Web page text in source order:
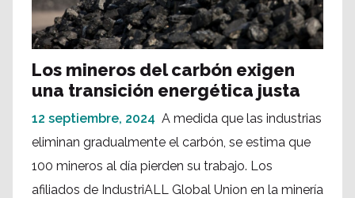
Los mineros del carbón exigen
una transición energética justa
12 septiembre, 2024 A medida que las industrias
eliminan gradualmente el carbón, se estima que
100 mineros al día pierden su trabajo. Los
afiliados de IndustriALL Global Union en la minería